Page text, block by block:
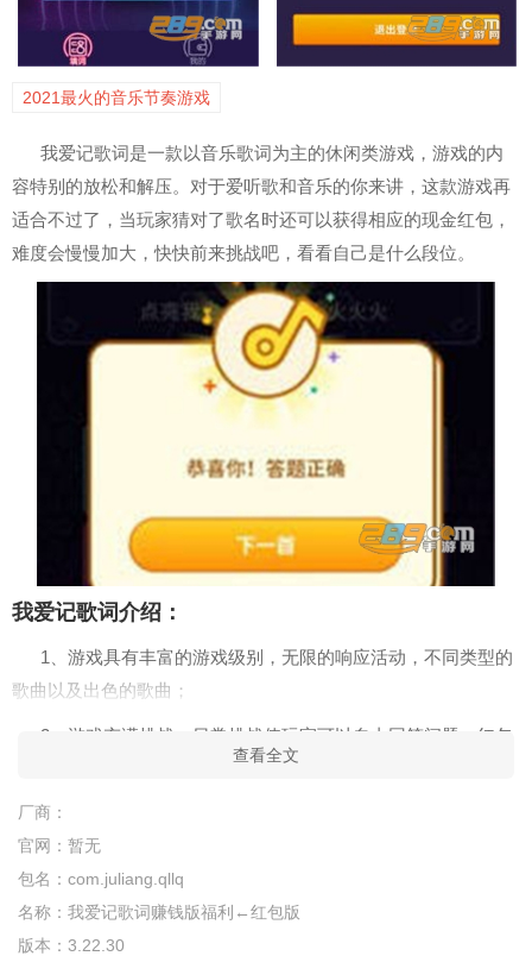
2021最火的音乐节奏游戏
我爱记歌词是一款以音乐歌词为主的休闲类游戏，游戏的内
容特别的放松和解压。对于爱听歌和音乐的你来讲，这款游戏再
适合不过了，当玩家猜对了歌名时还可以获得相应的现金红包，
难度会慢慢加大，快快前来挑战吧，看看自己是什么段位。
我爱记歌词介绍：
1、游戏具有丰富的游戏级别，无限的响应活动，不同类型的
歌曲以及出色的歌曲；
2、游戏充满挑战。日常挑战使玩家可以自由回答问题。红包
是先到先得的形式，数量很多；
3、游戏播放歌曲序言，让玩家猜出歌曲，回答问题，并在正
确答案后获得红包，以顺利通过关卡。
我爱记歌词说明：
1、全部无需重新下载歌曲，无需消耗额定流量；
查看全文
厂商：
官网： 暂无
包名： com.juliang.qllq
名称： 我爱记歌词赚钱版福利←红包版
版本： 3.22.30